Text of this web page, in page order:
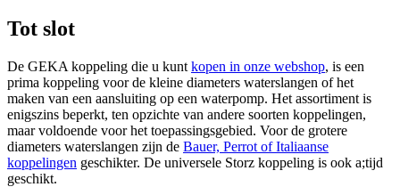
Tot slot
De GEKA koppeling die u kunt kopen in onze webshop, is een
prima koppeling voor de kleine diameters waterslangen of het
maken van een aansluiting op een waterpomp. Het assortiment is
enigszins beperkt, ten opzichte van andere soorten koppelingen,
maar voldoende voor het toepassingsgebied. Voor de grotere
diameters waterslangen zijn de Bauer, Perrot of Italiaanse
koppelingen geschikter. De universele Storz koppeling is ook a;tijd
geschikt.